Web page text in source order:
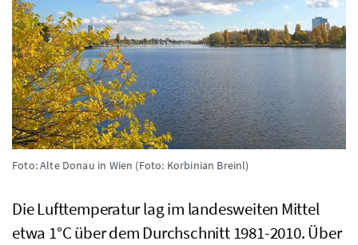
Foto: Alte Donau in Wien (Foto: Korbinian Breinl)
Die Lufttemperatur lag im landesweiten Mittel
etwa 1°Cüber dem Durchschnitt 1981-2010. Über